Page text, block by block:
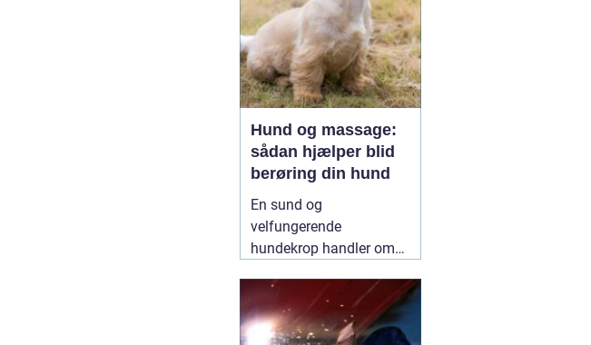
Hund og massage:
sådan hjælper blid
berøring din hund
En sund og
velfungerende
hundekrop handler om
og legetid. Mange
hundeejere oplever, at
deres hund bliver stiv,